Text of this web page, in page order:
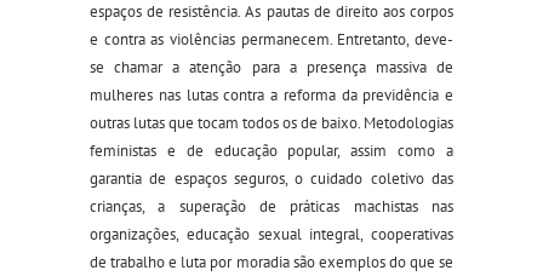
espaços de resistência. As pautas de direito aos corpos
e contra as violências permanecem. Entretanto, deve-
se chamar a atenção para a presença massiva de
mulheres nas lutas contra a reforma da previdência e
outras lutas que tocam todos os de baixo. Metodologias
feministas e de educação popular, assim como a
garantia de espaços seguros, o cuidado coletivo das
crianças, a superação de práticas machistas nas
organizações, educação sexual integral, cooperativas
de trabalho e luta por moradia são exemplos do que se